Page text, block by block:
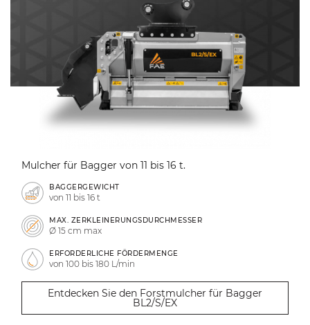
Mulcher für Bagger von 11 bis 16 t.
BAGGERGEWICHT
von 11 bis 16 t
MAX. ZERKLEINERUNGSDURCHMESSER
Ø 15 cm max
ERFORDERLICHE FÖRDERMENGE
von 100 bis 180 L/min
Entdecken Sie den Forstmulcher für Bagger
BL2/S/EX